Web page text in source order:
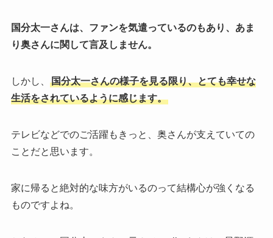
国分太一さんは、ファンを気遣っているのもあり、あま
り奥さんに関して言及しません。
しかし、
国分太一さんの様子を見る限り、とても幸せな
生活をされているように感じます。
テレビなどでのご活躍もきっと、奥さんが支えていての
ことだと思います。
家に帰ると絶対的な味方がいるのって結構心が強くなる
ものですよね。